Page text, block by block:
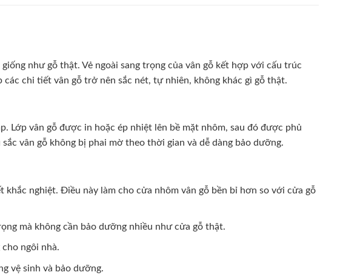
như gỗ thật. Vẻ ngoài sang trọng của vân gỗ kết hợp với cấu trúc
chi tiết vân gỗ trở nên sắc nét, tự nhiên, không khác gì gỗ thật.
Lớp vân gỗ được in hoặc ép nhiệt lên bề mặt nhôm, sau đó được phủ
vân gỗ không bị phai mờ theo thời gian và dễ dàng bảo dưỡng.
nghiệt. Điều này làm cho cửa nhôm vân gỗ bền bỉ hơn so với cửa gỗ
mà không cần bảo dưỡng nhiều như cửa gỗ thật.
ngôi nhà.
vệ sinh và bảo dưỡng.